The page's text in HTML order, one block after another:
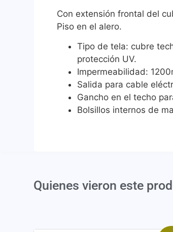
Con extensión frontal del
Piso en el alero.
Tipo de tela: cubre
protección UV.
Impermeabilidad:
Salida para cable
Gancho en el techo
Bolsillos internos de
Quienes vieron este